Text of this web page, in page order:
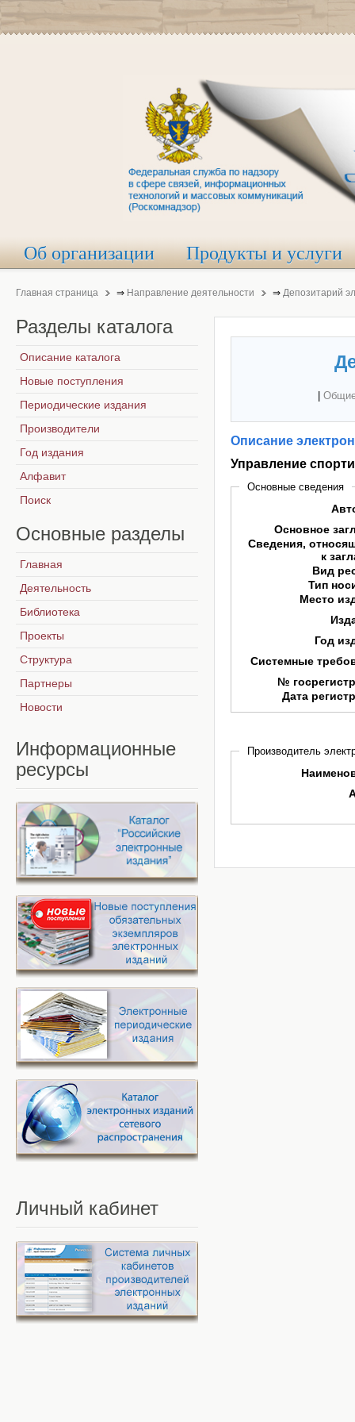
Об организации Продукты и услуги
Главная страница ⇒ Направление деятельности ⇒ Депозитарий
Описание
Управление
Основные сведения
Основное
Сведения,
к
Вид
Тип
Место
Год
Системные
№
Дата
Производитель
Разделы каталога
Описание каталога
Новые поступления
Периодические издания
Производители
Год издания
Алфавит
Поиск
Основные разделы
Главная
Деятельность
Библиотека
Проекты
Структура
Партнеры
Новости
Информационные
ресурсы
Личный кабинет